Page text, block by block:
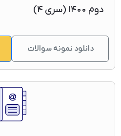
دوم ۱۴۰۰ (سری ۴)
دانلود نمونه سوالات